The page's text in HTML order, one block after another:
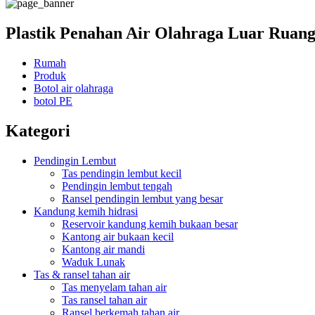
Plastik Penahan Air Olahraga Luar
Rumah
Produk
Botol air olahraga
botol PE
Kategori
Pendingin Lembut
Tas pendingin lembut kecil
Pendingin lembut tengah
Ransel pendingin lembut yang besar
Kandung kemih hidrasi
Reservoir kandung kemih bukaan besar
Kantong air bukaan kecil
Kantong air mandi
Waduk Lunak
Tas & ransel tahan air
Tas menyelam tahan air
Tas ransel tahan air
Ransel berkemah tahan air